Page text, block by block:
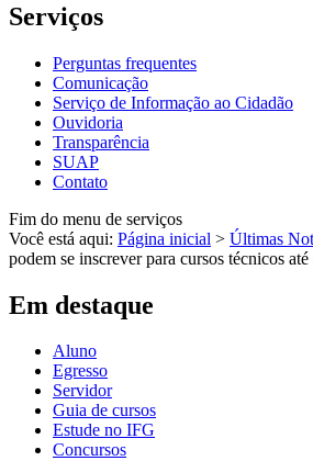
Serviços
Perguntas frequentes
Comunicação
Serviço de Informação ao Cidadão
Ouvidoria
Transparência
SUAP
Contato
Fim do menu de serviços
Você está aqui: Página inicial > Últimas
podem se inscrever para cursos técnicos
Em destaque
Aluno
Egresso
Servidor
Guia de cursos
Estude no IFG
Concursos